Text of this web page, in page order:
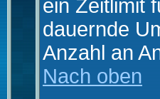
ein Zeitlimit
dauernde
Anzahl an
Nach oben